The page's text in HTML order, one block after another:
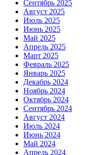
Сентябрь 2025
Август 2025
Июль 2025
Июнь 2025
Май 2025
Апрель 2025
Март 2025
Февраль 2025
Январь 2025
Декабрь 2024
Ноябрь 2024
Октябрь 2024
Сентябрь 2024
Август 2024
Июль 2024
Июнь 2024
Май 2024
Апрель 2024